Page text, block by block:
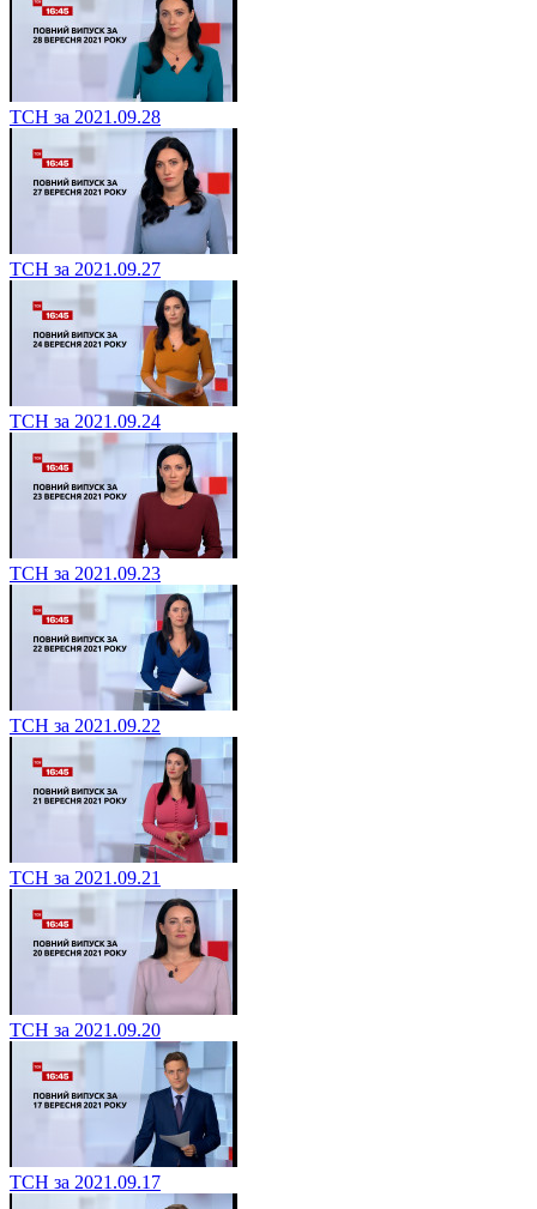
ТСН за 2021.09.28
ТСН за 2021.09.27
ТСН за 2021.09.24
ТСН за 2021.09.23
ТСН за 2021.09.22
ТСН за 2021.09.21
ТСН за 2021.09.20
ТСН за 2021.09.17